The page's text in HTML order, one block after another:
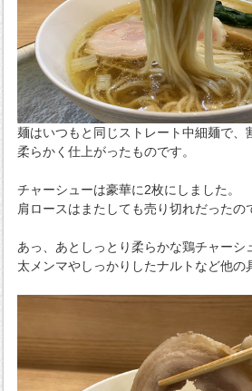
麺はいつもと同じストレート中細麺で、
柔らかく仕上がったものです。
チャーシューは豪華に2枚にしました。
肩ロースはまたしても売り切れだったの
あっ、あとしっとり柔らかな鶏チャーシ
太メンマやしっかりしたナルトなど他の